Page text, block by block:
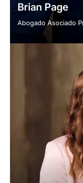
Brian Page
Abogado Asociado